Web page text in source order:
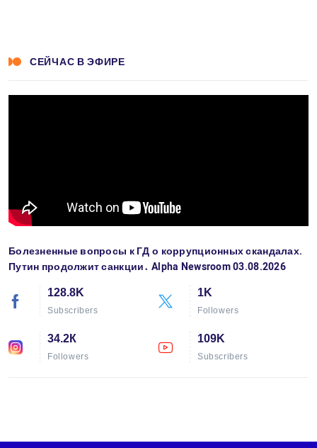
СЕЙЧАС В ЭФИРЕ
Болезненные вопросы к ГД о коррупционных скандалах.
Путин продолжит санкции․ Alpha Newsroom 03.08.2026
128.8K
Subscribers
1K
Followers
34.2К
Followers
109K
Subscribers